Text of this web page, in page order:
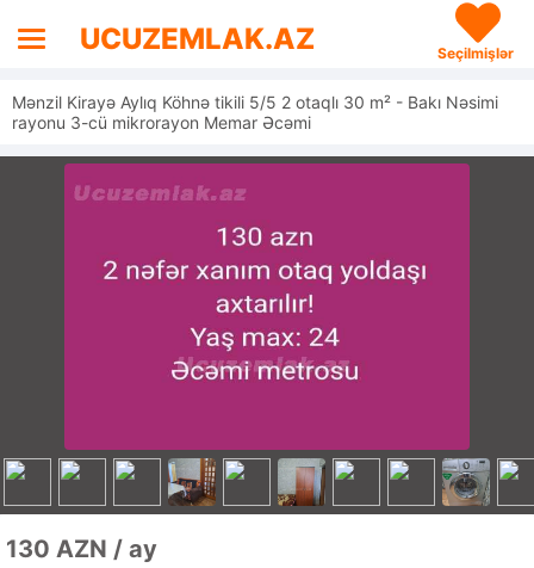
UCUZEMLAK.AZ Seçilmişlər
Mənzil Kirayə Aylıq Köhnə tikili 5/5 2 otaqlı 30 m² - Bakı Nəsimi
rayonu 3-cü mikrorayon Memar Əcəmi
130 AZN / ay